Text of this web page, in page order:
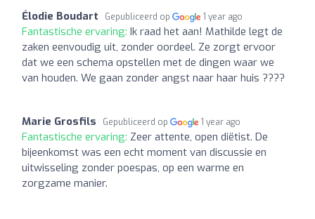
Élodie Boudart Gepubliceerd op 1 year ago
Fantastische ervaring: Ik raad het aan! Mathilde legt de
zaken eenvoudig uit, zonder oordeel. Ze zorgt ervoor
dat we een schema opstellen met de dingen waar we
van houden. We gaan zonder angst naar haar huis ????
Marie Grosfils Gepubliceerd op 1 year ago
Fantastische ervaring: Zeer attente, open diëtist. De
bijeenkomst was een echt moment van discussie en
uitwisseling zonder poespas, op een warme en
zorgzame manier.